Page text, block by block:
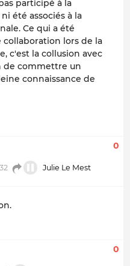
participé à la
été associés à la
Ce qui a été
lors de la
c'est la collusion avec
de commettre un
connaissance de
Julie Le Mest
0
0